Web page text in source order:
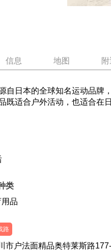
信息 地图
自日本的全球知名运动品牌
既适合户外活动，也适合在
类
用品
路
市户法面精品奥特莱斯路